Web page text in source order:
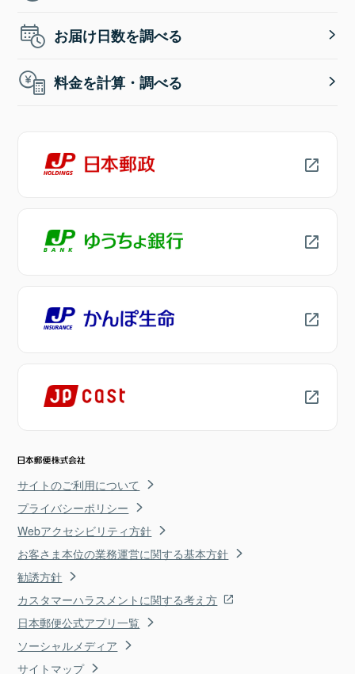
お届け日数を調べる
料金を計算・調べる
サイトのご利用について
プライバシーポリシー
Webアクセシビリティ方針
お客さま本位の業務運営に関する基本方針
勧誘方針
カスタマーハラスメントに関する考え方
日本郵便公式アプリ一覧
ソーシャルメディア
サイトマップ